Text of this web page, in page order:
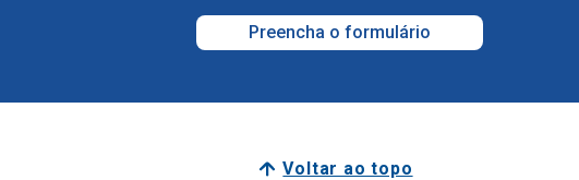
Preencha o formulário
Voltar ao topo